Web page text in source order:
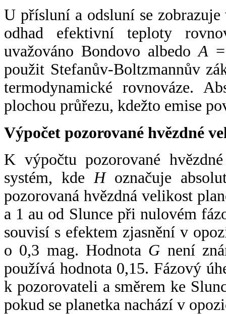
U přísluní a odsluní se
odhad efektivní teploty
uvažováno Bondovo albedoA
použit Stefanův-Boltzmannův
termodynamické rovnováze.
plochou průřezu, kdežto emise
Výpočet pozorované hvězdné
K výpočtu pozorované
systém, kde Hoznačuje
pozorovaná hvězdná velikost
a 1 au od Slunce při nulovém
souvisí s efektem zjasnění v
o 0,3 mag. Hodnota G není
používá hodnota 0,15. Fázový
k pozorovateli a směrem ke
pokud se planetka nachází v